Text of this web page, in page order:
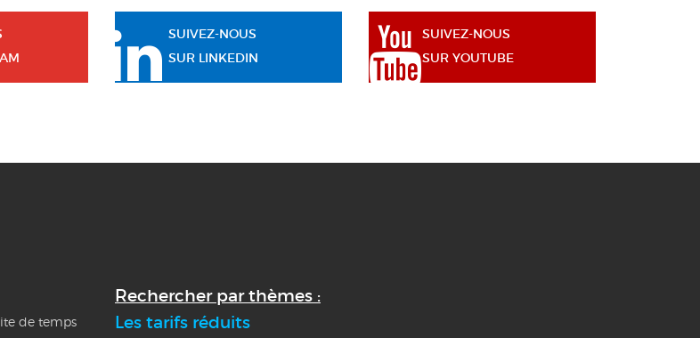
SUIVEZ-NOUS
SUR LINKEDIN
SUIVEZ-NOUS
SUR YOUTUBE
de temps
Rechercher par thèmes :
Les tarifs réduits